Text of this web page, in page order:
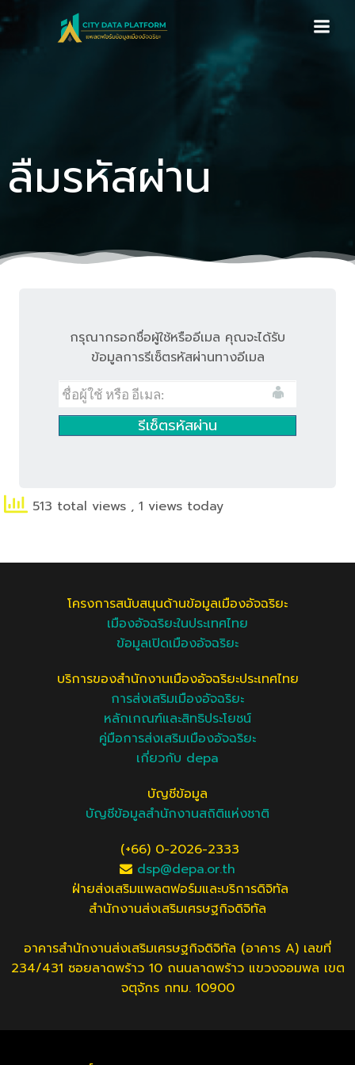
content
ลืมรหัสผ่าน
กรุณากรอกชื่อผู้ใช้หรืออีเมล คุณจะได้รับ
ข้อมูลการรีเซ็ตรหัสผ่านทางอีเมล
513 total views , 1 views today
โครงการสนับสนุนด้านข้อมูลเมืองอัจฉริยะ
เมืองอัจฉริยะในประเทศไทย
ข้อมูลเปิดเมืองอัจฉริยะ
บริการของสำนักงานเมืองอัจฉริยะประเทศไทย
การส่งเสริมเมืองอัจฉริยะ
หลักเกณฑ์และสิทธิประโยชน์
คู่มือการส่งเสริมเมืองอัจฉริยะ
เกี่ยวกับ depa
บัญชีข้อมูล
บัญชีข้อมูลสำนักงานสถิติแห่งชาติ
(+66) 0-2026-2333
dsp@depa.or.th
ฝ่ายส่งเสริมแพลตฟอร์มและบริการดิจิทัล
สำนักงานส่งเสริมเศรษฐกิจดิจิทัล
อาคารสำนักงานส่งเสริมเศรษฐกิจดิจิทัล (อาคาร A) เลขที่
234/431 ซอยลาดพร้าว 10 ถนนลาดพร้าว แขวงจอมพล เขต
จตุจักร กทม. 10900